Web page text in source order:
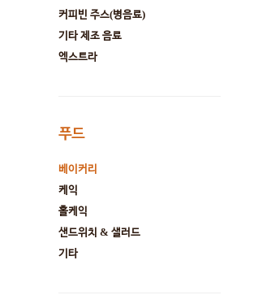
커피빈 주스(병음료)
기타 제조 음료
엑스트라
푸드
베이커리
케익
홀케익
샌드위치 & 샐러드
기타